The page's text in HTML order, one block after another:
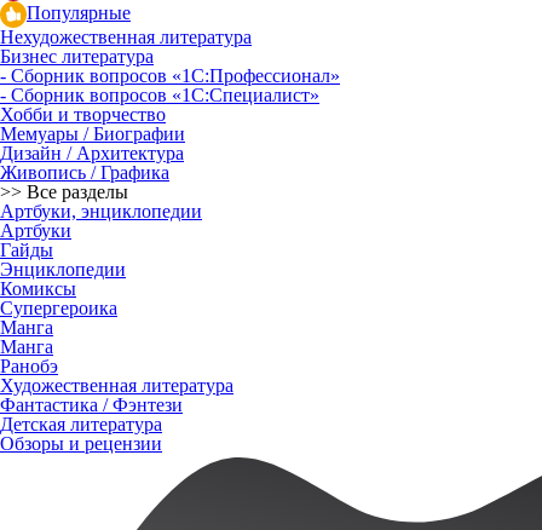
Популярные
Нехудожественная литература
Бизнес литература
- Сборник вопросов «1С:Профессионал»
- Сборник вопросов «1С:Специалист»
Хобби и творчество
Мемуары / Биографии
Дизайн / Архитектура
Живопись / Графика
>> Все разделы
Артбуки, энциклопедии
Артбуки
Гайды
Энциклопедии
Комиксы
Супергероика
Манга
Манга
Ранобэ
Художественная литература
Фантастика / Фэнтези
Детская литература
Обзоры и рецензии